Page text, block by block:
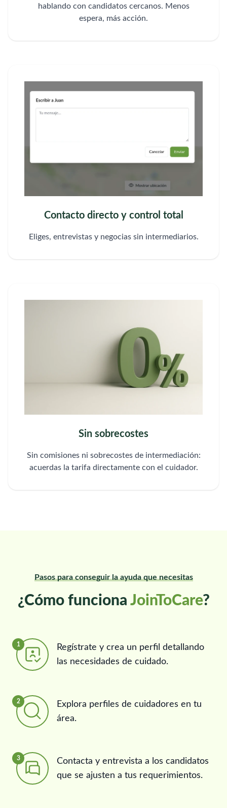
hablando con candidatos cercanos. Menos
espera, más acción.
Contacto directo y control total
Eliges, entrevistas y negocias sin intermediarios.
Sin sobrecostes
Sin comisiones ni sobrecostes de intermediación:
acuerdas la tarifa directamente con el cuidador.
Pasos para conseguir la ayuda que necesitas
¿Cómo funciona JoinToCare?
1
Regístrate y crea un perfil detallando
las necesidades de cuidado.
2
Explora perfiles de cuidadores en tu
área.
3
Contacta y entrevista a los candidatos
que se ajusten a tus requerimientos.